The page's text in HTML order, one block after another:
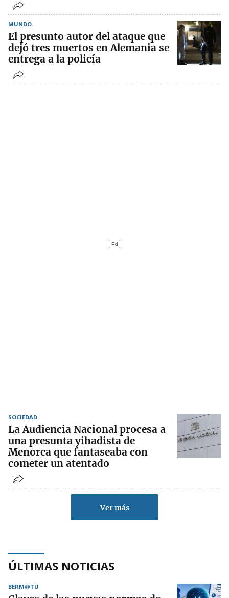
MUNDO
El presunto autor del ataque que
dejó tres muertos en Alemania se
entrega a la policía
SOCIEDAD
La Audiencia Nacional procesa a
una presunta yihadista de
Menorca que fantaseaba con
cometer un atentado
Ver más
ÚLTIMAS NOTICIAS
BERM@TU